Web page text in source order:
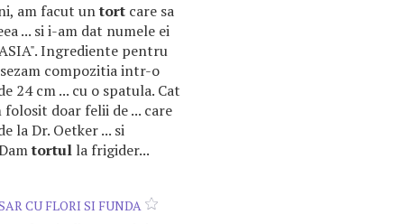
am facut untort care sa
... si i-am dat numele ei
Ingrediente pentru
compozitia intr-o
24 cm ... cu o spatula. Cat
folosit doar felii de ... care
la Dr. Oetker ... si
tortul la frigider...
CU FLORI SI FUNDA